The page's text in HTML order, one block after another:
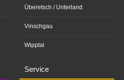
Überetsch / Unterland
Vinschgau
Wipptal
Service